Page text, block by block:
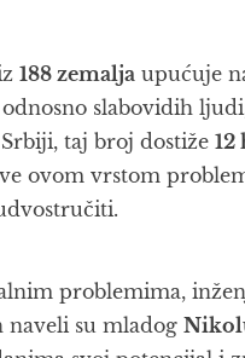
188 zemalja upućuje
slabovidih
taj broj dostiže 12
ovom vrstom
problemima,
su mladog